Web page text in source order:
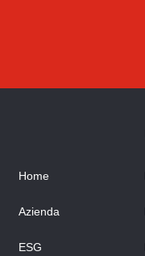
Home
Azienda
ESG